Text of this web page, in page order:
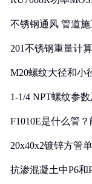
不锈钢通风 管道施
201不锈钢重量计
M20螺纹大径和小
1-1/4 NPT螺纹参
F1010E是什么管
20x40x2镀锌方管
抗渗混凝土中P6和